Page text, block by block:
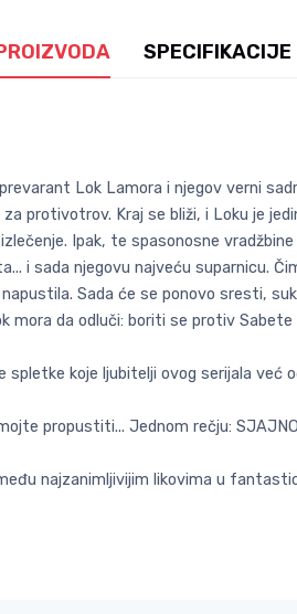
SPECIFIKACIJE
Lok Lamora i njegov verni
protivotrov. Kraj se bliži, i Loku je
Ipak, te spasonosne
i sada njegovu najveću suparnicu.
Sada će se ponovo sresti,
da odluči: boriti se protiv
koje ljubitelji ovog serijala već
propustiti... Jednom rečju:
najzanimljivijim likovima u